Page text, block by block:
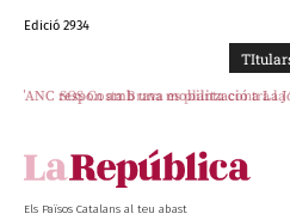
Edició 2934
SOS Costa Brava es planta contra la
Els Països Catalans al teu abast